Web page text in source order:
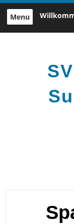
Skip
content
Menu